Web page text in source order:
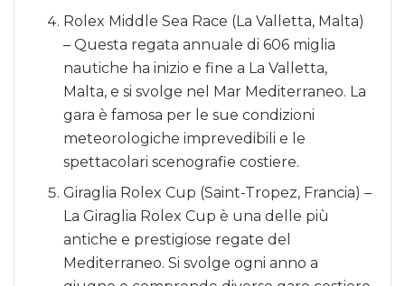
Rolex Middle Sea Race (La Valletta, Malta)
– Questa regata annuale di 606 miglia
nautiche ha inizio e fine a La Valletta,
Malta, e si svolge nel Mar Mediterraneo. La
gara è famosa per le sue condizioni
meteorologiche imprevedibili e le
spettacolari scenografie costiere.
Giraglia Rolex Cup (Saint-Tropez, Francia) –
La Giraglia Rolex Cup è una delle più
antiche e prestigiose regate del
Mediterraneo. Si svolge ogni anno a